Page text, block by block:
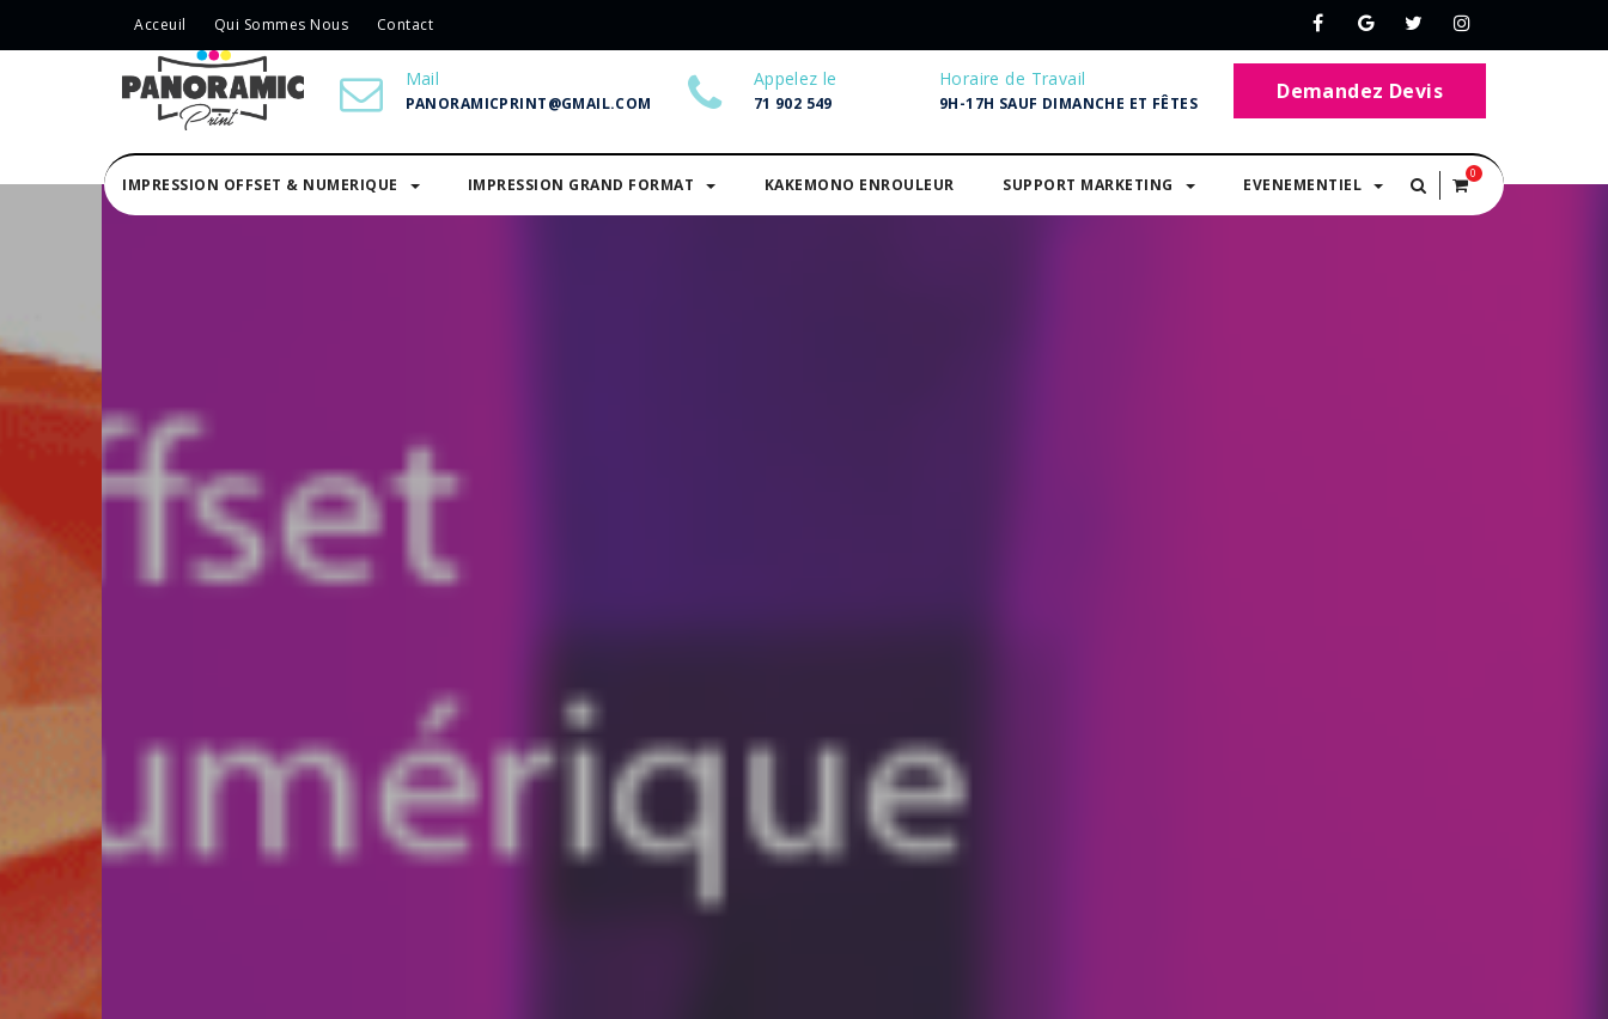
Acceuil Qui Sommes Nous Contact
Mail
PANORAMICPRINT@GMAIL.COM
Appelez le
71 902 549
Horaire de Travail
9H-17H SAUF DIMANCHE ET FÊTES Demandez Devis
IMPRESSION OFFSET & NUMERIQUE IMPRESSION GRAND FORMAT KAKEMONO ENROULEUR SUPPORT MARKETING EVENEMENTIEL
0